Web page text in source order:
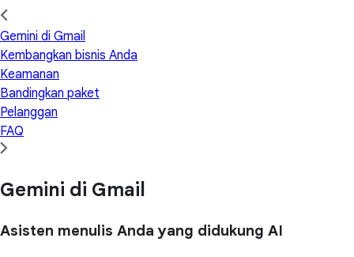
Gemini di Gmail
Kembangkan bisnis Anda
Keamanan
Bandingkan paket
Pelanggan
FAQ
Gemini di Gmail
Asisten menulis Anda yang didukung AI